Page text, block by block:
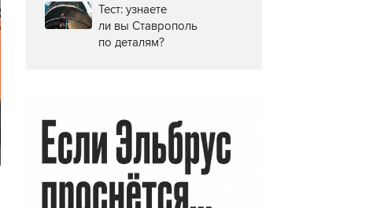
Тест: узнаете
ли вы Ставрополь
по деталям?